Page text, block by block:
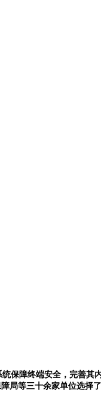
保障终端安全，完善
局等三十余家单位选择